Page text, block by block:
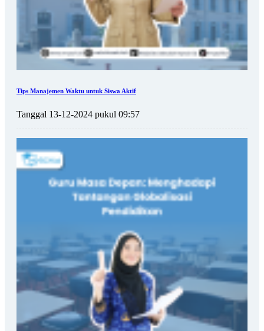
Tips Manajemen Waktu untuk Siswa Aktif
Tanggal 13-12-2024 pukul 09:57